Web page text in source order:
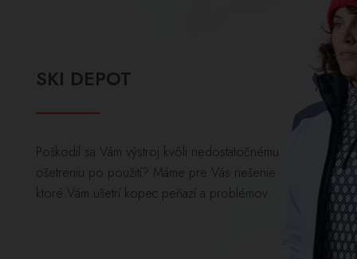
SKI DEPOT
Poškodil sa Vám výstroj kvôli nedostatočnému
ošetreniu po použití? Máme pre Vás riešenie
ktoré Vám ušetrí kopec peňazí a problémov.